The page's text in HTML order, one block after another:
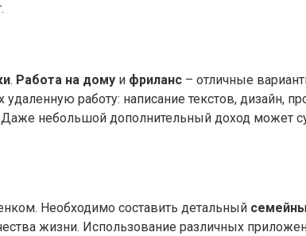
. Работа на дому и фриланс – отличные
работу: написание текстов, дизайн,
небольшой дополнительный доход может
Необходимо составить детальный
жизни. Использование различных